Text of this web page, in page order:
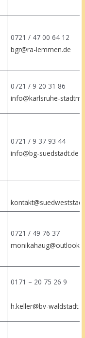
0721 / 47 00 64 12
bgr@ra-lemmen.de
0721 / 9 20
info@karlsruhe-
0721 / 9 37 93
info@bg-suedstadt.de
0721 / 49 76 37
0171 – 20 75 26 9
h.keller@bv-